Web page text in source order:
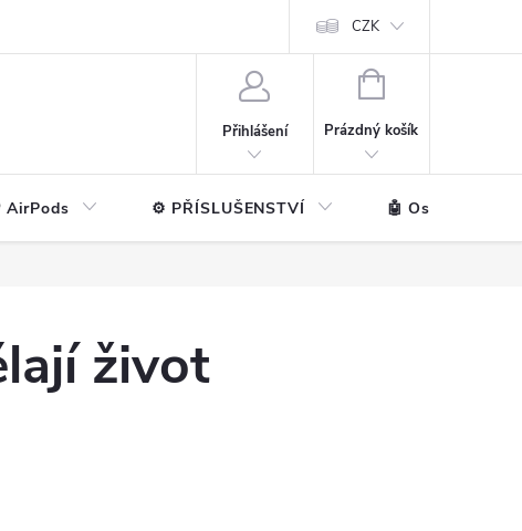
CZK
Přihlášení
NÁKUPNÍ
Prázdný košík
AirPods ⚙️ PŘÍSLUŠENSTVÍ 🤖 Ostatní
život